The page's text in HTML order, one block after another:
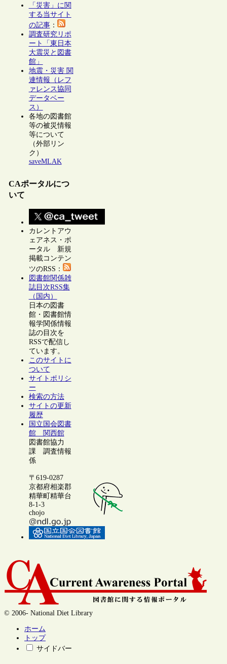
「災害」に関
する当サイト
の記事：
調査研究リポ
ート「東日本
大震災と図書
館」
地震・災害 関
連情報（レフ
ァレンス協同
データベー
ス）
各地の図書館
等の被災情報
等について
（外部リン
ク）
saveMLAK
CAポータルにつ
いて
カレントアウ
ェアネス・ポ
ータル 新規
掲載コンテン
ツのRSS：
図書館関係雑
誌目次RSS集
（国内）
日本の図書
館・図書館情
報学関係情報
誌の目次を
RSSで配信し
ています。
このサイトに
ついて
サイトポリシ
ー
検索の方法
サイトの更新
履歴
国立国会図書
館 関西館
図書館協力
課 調査情報
係
〒619-0287
京都府相楽郡
精華町精華台
8-1-3
chojo
© 2006- National Diet Library
ホーム
トップ
サイドバー